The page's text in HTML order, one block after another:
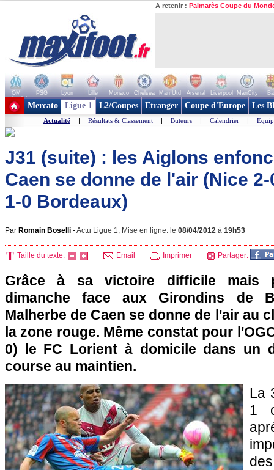
A retenir : Palmarès Coupe du
OM PSG Lyon Lille Monaco Chelsea Man Utd Arsenal Liverpool ManCity
+ de clubs
Mercato Ligue 1 L2/Coupes Etranger Coupe d'Europe Les
Actualité | Résultats & Classement | Buteurs | Calendrier |
J31 (suite) : les Aiglons
Caen se donne de l'air (Nice
1-0 Bordeaux)
Par Romain Boselli -Actu Ligue 1, Mise en ligne: le 08/04/2012 à 19h53
Taille du texte: Email Imprimer Partager:
Grâce à sa victoire difficile mais
dimanche face aux Girondins de
Malherbe de Caen se donne de l'air au
la zone rouge. Même constat pour l'
0) le FC Lorient à domicile dans un
course au maintien.
La
1